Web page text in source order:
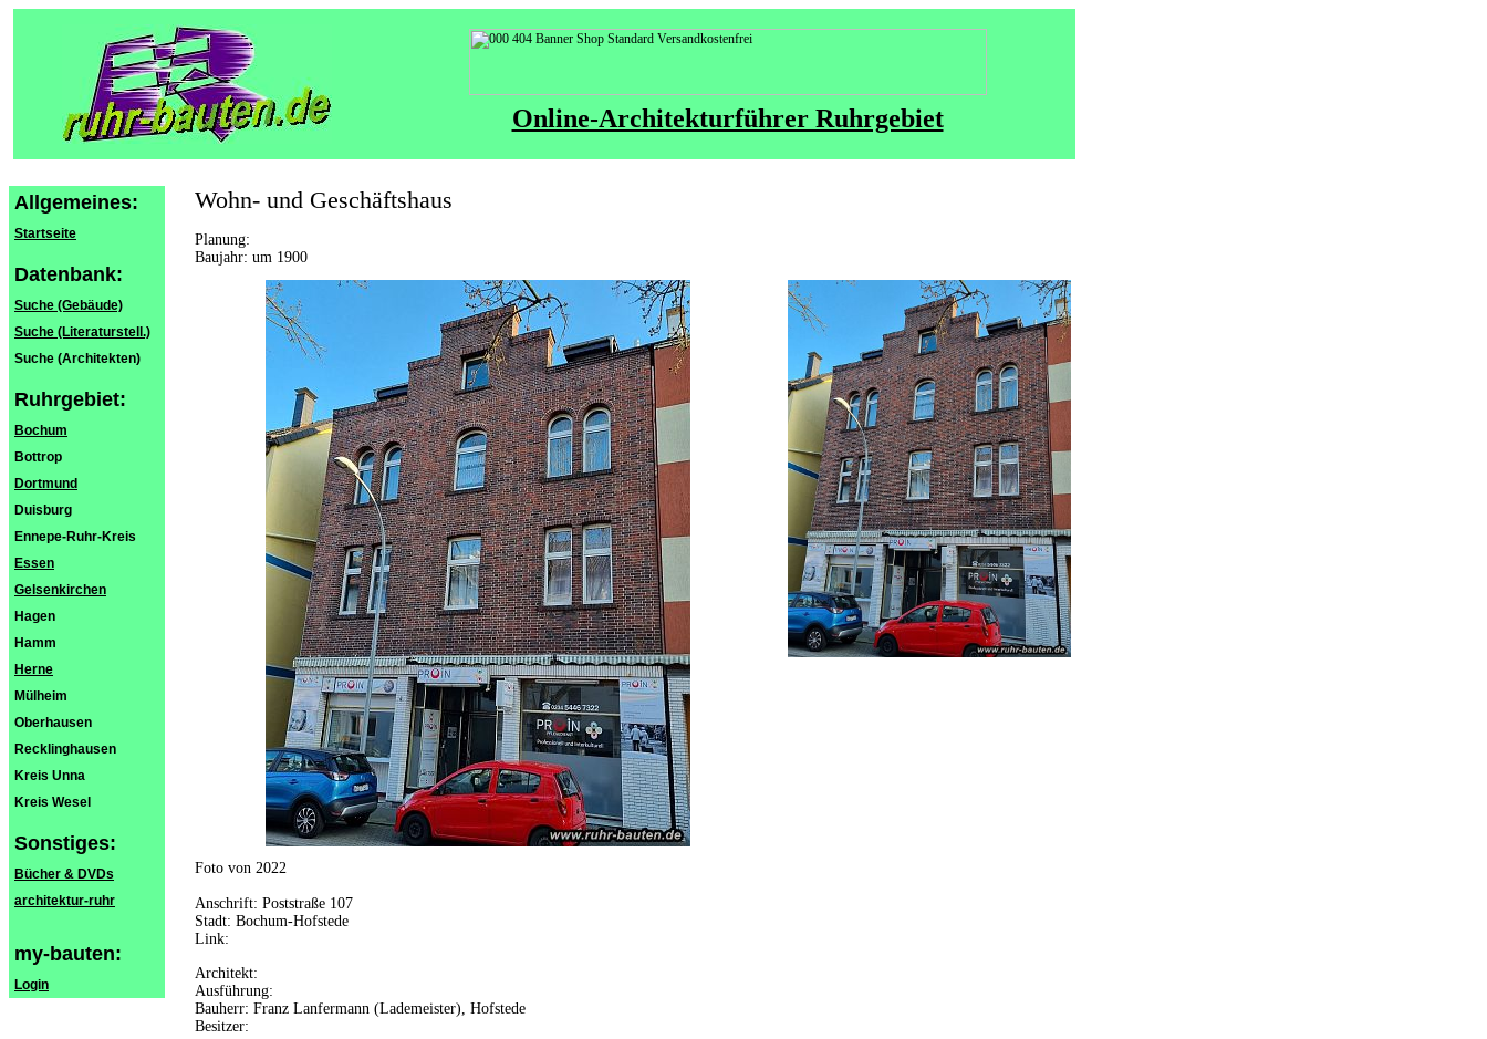
Online-Architekturführer Ruhrgebiet
Allgemeines:
Startseite
Datenbank:
Suche (Gebäude)
Suche (Literaturstell.)
Suche (Architekten)
Ruhrgebiet:
Bochum
Bottrop
Dortmund
Duisburg
Ennepe-Ruhr-Kreis
Essen
Gelsenkirchen
Hagen
Hamm
Herne
Mülheim
Oberhausen
Recklinghausen
Kreis Unna
Kreis Wesel
Sonstiges:
Bücher & DVDs
architektur-ruhr
my-bauten:
Login
Wohn- und Geschäftshaus
Planung:
Baujahr: um 1900
Foto von 2022
Anschrift: Poststraße 107
Stadt: Bochum-Hofstede
Link:
Architekt:
Ausführung:
Bauherr: Franz Lanfermann (Lademeister), Hofstede
Besitzer: